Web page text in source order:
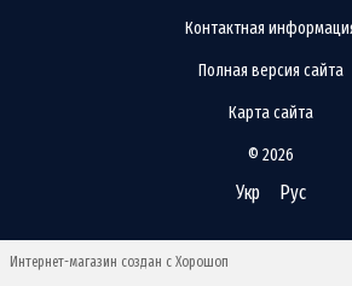
Контактная
Полная версия сайта
Карта сайта
© 2026
Укр Рус
Интернет-магазин создан с Хорошоп